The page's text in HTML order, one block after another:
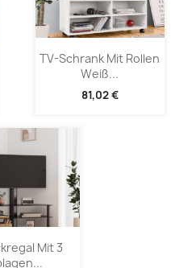
TV-Schrank Mit Rollen
Weiß...
81,02 €
Mit 3